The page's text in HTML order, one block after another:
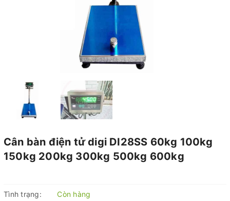
Cân bàn điện tử digi DI28SS 60kg 100kg
150kg 200kg 300kg 500kg 600kg
Tình trạng:
Còn hàng